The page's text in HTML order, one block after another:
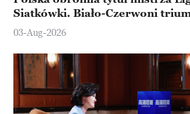
Siatkówki. Biało-Czerwoni
Ningbo
03-Aug-2026